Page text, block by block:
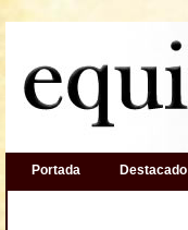
Portada Destacado